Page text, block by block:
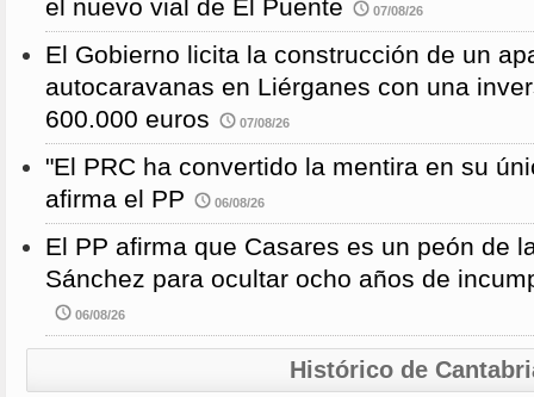
el nuevo vial de El Puente 07/08/26
El Gobierno licita la construcción de un
autocaravanas en Liérganes con una
600.000 euros
07/08/26
"El PRC ha convertido la mentira en su
afirma el PP
06/08/26
El PP afirma que Casares es un peón de
Sánchez para ocultar ocho años de
06/08/26
Histórico de